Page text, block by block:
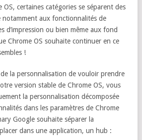
OS, certaines catégories se séparent des
notamment aux fonctionnalités de
d’impression ou bien même aux fond
Chrome OS souhaite continuer en ce
!
la personnalisation de vouloir prendre
version stable de Chrome OS, vous
la personnalisation décomposée
dans les paramètres de Chrome
Google souhaite séparer la
dans une application, un hub :